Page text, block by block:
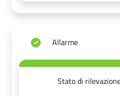
Allarme
Stato di